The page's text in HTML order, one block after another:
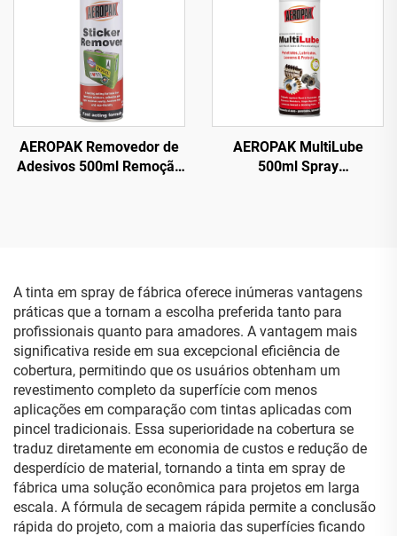
AEROPAK Removedor de
Adesivos 500ml Remoção
AEROPAK MultiLube
500ml Spray
A tinta em spray de fábrica oferece inúmeras vantagens
práticas que a tornam a escolha preferida tanto para
profissionais quanto para amadores. A vantagem mais
significativa reside em sua excepcional eficiência de
cobertura, permitindo que os usuários obtenham um
revestimento completo da superfície com menos
aplicações em comparação com tintas aplicadas com
pincel tradicionais. Essa superioridade na cobertura se
traduz diretamente em economia de custos e redução de
desperdício de material, tornando a tinta em spray de
fábrica uma solução econômica para projetos em larga
escala. A fórmula de secagem rápida permite a conclusão
rápida do projeto, com a maioria das superfícies ficando